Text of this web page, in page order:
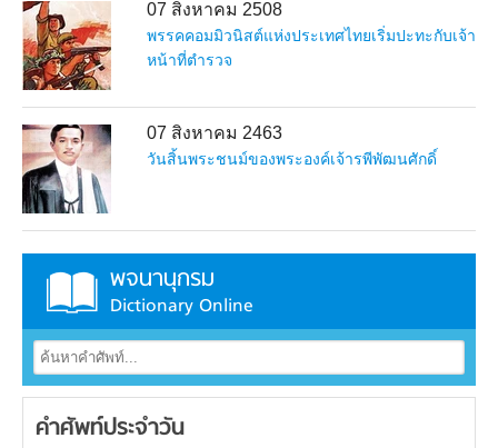
07 สิงหาคม 2508
พรรคคอมมิวนิสต์แห่งประเทศไทยเริ่มปะทะกับเจ้า
หน้าที่ตำรวจ
07 สิงหาคม 2463
วันสิ้นพระชนม์ของพระองค์เจ้ารพีพัฒนศักดิ์
พจนานุกรม
Dictionary Online
คำศัพท์ประจำวัน